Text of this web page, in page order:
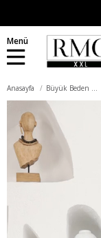
Menü
Anasayfa Büyük Beden Üst Giyim